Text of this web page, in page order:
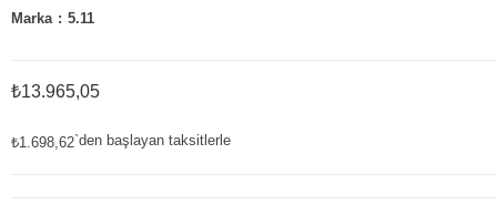
Marka : 5.11
₺13.965,05
₺1.698,62`den başlayan taksitlerle